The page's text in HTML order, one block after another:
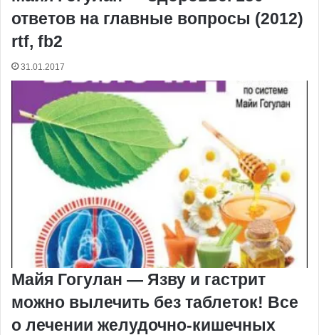
ответов на главные вопросы (2012)
rtf, fb2
31.01.2017
Майя Гогулан — Язву и гастрит
можно вылечить без таблеток! Все
о лечении желудочно-кишечных